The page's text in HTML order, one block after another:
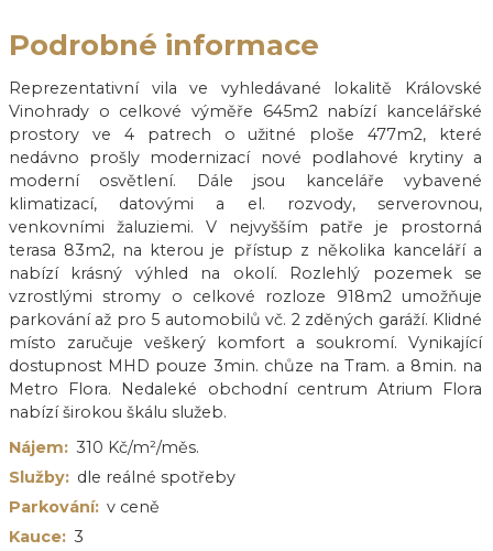
Podrobné informace
Reprezentativní vila ve vyhledávané lokalitě Královské
Vinohrady o celkové výměře 645m2 nabízí kancelářské
prostory ve 4 patrech o užitné ploše 477m2, které
nedávno prošly modernizací nové podlahové krytiny a
moderní osvětlení. Dále jsou kanceláře vybavené
klimatizací, datovými a el. rozvody, serverovnou,
venkovními žaluziemi. V nejvyšším patře je prostorná
terasa 83m2, na kterou je přístup z několika kanceláří a
nabízí krásný výhled na okolí. Rozlehlý pozemek se
vzrostlými stromy o celkové rozloze 918m2 umožňuje
parkování až pro 5 automobilů vč. 2 zděných garáží. Klidné
místo zaručuje veškerý komfort a soukromí. Vynikající
dostupnost MHD pouze 3min. chůze na Tram. a 8min. na
Metro Flora. Nedaleké obchodní centrum Atrium Flora
nabízí širokou škálu služeb.
Nájem: 310 Kč/m²/měs.
Služby: dle reálné spotřeby
Parkování: v ceně
Kauce: 3